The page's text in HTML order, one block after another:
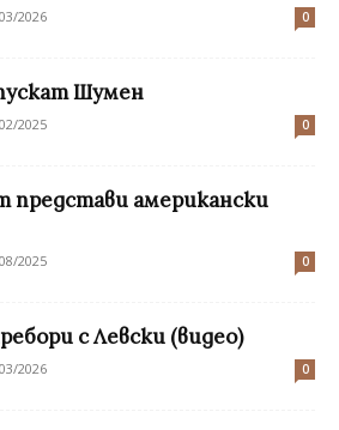
2026 0
Шумен
2025 0
представи американски
2025 0
с Левски (видео)
2026 0